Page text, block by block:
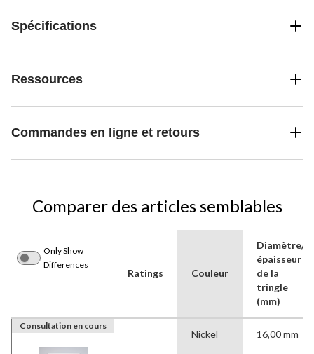
Spécifications
Ressources
Commandes en ligne et retours
Comparer des articles semblables
Only Show
Differences
Ratings Couleur
Diamètre/
épaisseur
de la
tringle
(mm)
Consultation en cours
Nickel 16,00 mm